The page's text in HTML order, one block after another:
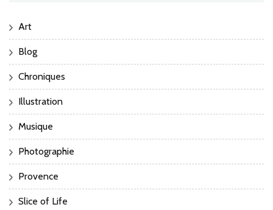
Art
Blog
Chroniques
Illustration
Musique
Photographie
Provence
Slice of Life